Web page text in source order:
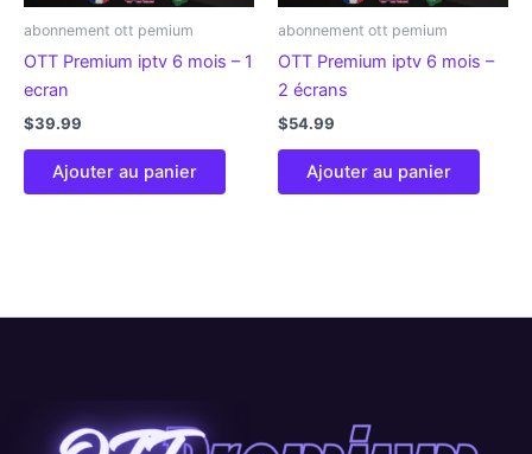
abonnement ott pemium
OTT Premium iptv 6 mois – 1
ecran
$39.99
Ajouter au panier
abonnement ott pemium
OTT Premium iptv 6 mois –
2 écrans
$54.99
Ajouter au panier